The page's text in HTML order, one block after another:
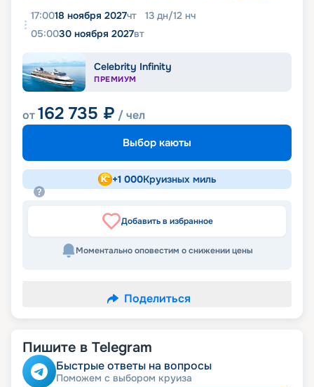
17:0018 ноября 2027чт 13 дн/12 нч
05:0030 ноября 2027вт
Celebrity Infinity
ПРЕМИУМ
от162 735 ₽ / чел
Выбор каюты
+1 000Круизных миль
Добавить в избранное
Моментально оповестим о снижении цены
Поделиться
Пишите в Telegram
Быстрые ответы на вопросы
Поможем с выбором круиза